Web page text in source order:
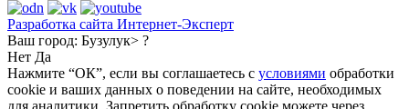
Разработка сайта Интернет-Эксперт
Ваш город: Бузулук> ?
Нет Да
Нажмите “ОК”, если вы соглашаетесь с условиями обработки
cookie и ваших данных о поведении на сайте, необходимых
для аналитики. Запретить обработку cookie можете через